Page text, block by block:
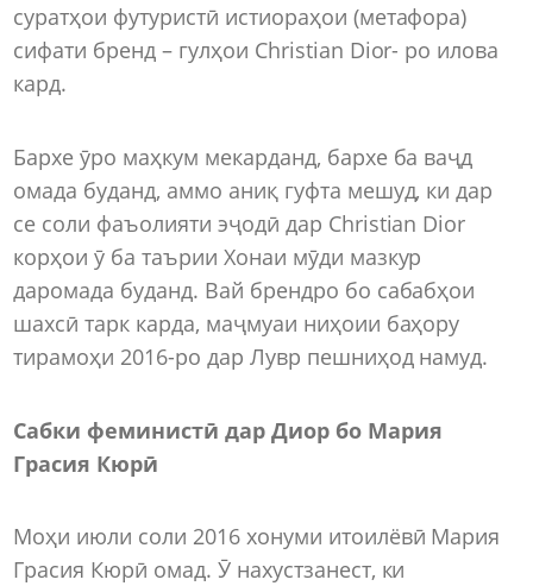
суратҳои футуристӣ истиораҳои (метафора)
сифати бренд – гулҳои Christian Dior- ро илова
кард.
Бархе ӯро маҳкум мекарданд, бархе ба ваҷд
омада буданд, аммо аниқ гуфта мешуд, ки дар
се соли фаъолияти эҷодӣ дар Christian Dior
корҳои ӯ ба таърии Хонаи мӯди мазкур
даромада буданд. Вай брендро бо сабабҳои
шахсӣ тарк карда, маҷмуаи ниҳоии баҳору
тирамоҳи 2016-ро дар Лувр пешниҳод намуд.
Сабки феминистӣ дар Диор бо Мария
Грасия Кюрӣ
Моҳи июли соли 2016 хонуми итоилёвӣ Мария
Грасия Кюрӣ омад. Ӯ нахустзанест, ки